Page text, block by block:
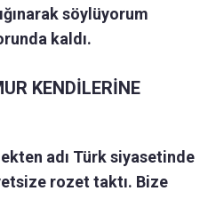
söylüyorum
kaldı.
KENDİLERİNE
adı Türk siyasetinde
rozet taktı. Bize